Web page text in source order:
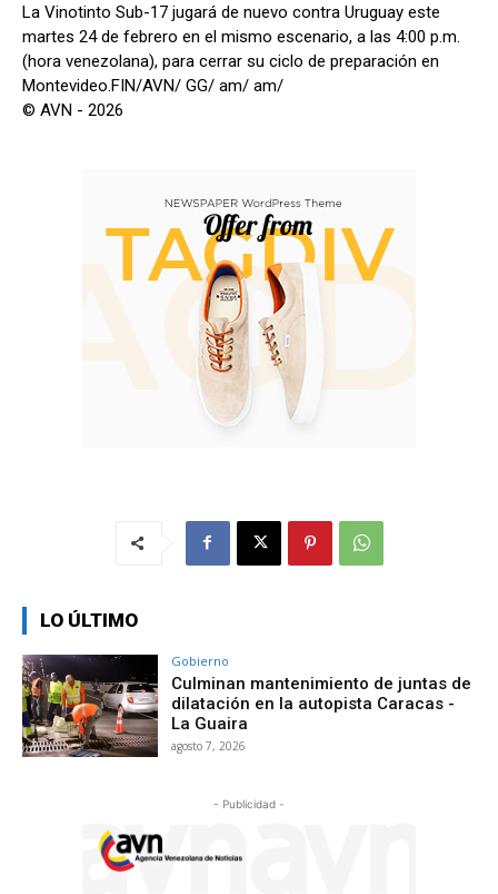
La Vinotinto Sub-17 jugará de nuevo contra Uruguay este
martes 24 de febrero en el mismo escenario, a las 4:00 p.m.
(hora venezolana), para cerrar su ciclo de preparación en
Montevideo.FIN/AVN/ GG/ am/ am/
© AVN - 2026
LO ÚLTIMO
Gobierno
Culminan mantenimiento de juntas de
dilatación en la autopista Caracas -
La Guaira
agosto 7, 2026
- Publicidad -